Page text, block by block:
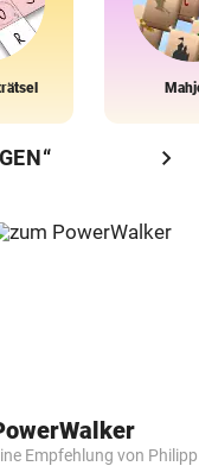
chevron_right
Empfehlung von